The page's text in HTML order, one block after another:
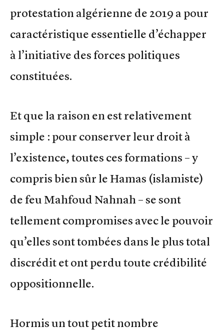
protestation algérienne de 2019 a pour
caractéristique essentielle d’échapper
à l’initiative des forces politiques
constituées.
Et que la raison en est relativement
simple : pour conserver leur droit à
l’existence, toutes ces formations – y
compris bien sûr le Hamas (islamiste)
de feu Mahfoud Nahnah – se sont
tellement compromises avec le pouvoir
qu’elles sont tombées dans le plus total
discrédit et ont perdu toute crédibilité
oppositionnelle.
Hormis un tout petit nombre